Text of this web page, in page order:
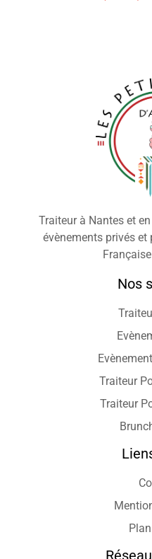
Traiteur à Nantes et
évènements privés
Nos
Traiteur
Traiteur